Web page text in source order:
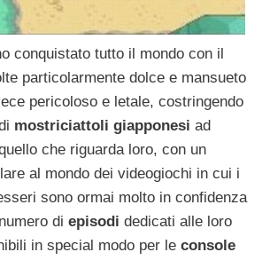
conquistato tutto il mondo con il
particolarmente dolce e mansueto
pericoloso e letale, costringendo
mostriciattoli giapponesi ad
che riguarda loro, con un
al mondo dei videogiochi in cui i
sono ormai molto in confidenza
di episodi dedicati alle loro
in special modo per le console